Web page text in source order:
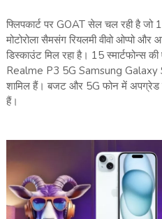
फ्लिपकार्ट पर GOAT सेल चल रही है
मोटोरोला सैमसंग रियलमी वीवो ओप्पो और
डिस्काउंट मिल रहा है। 15 स्मार्टफोन्स
Realme P3 5G Samsung
शामिल हैं। बजट और 5G फोन में अपग्रेड
हैं।